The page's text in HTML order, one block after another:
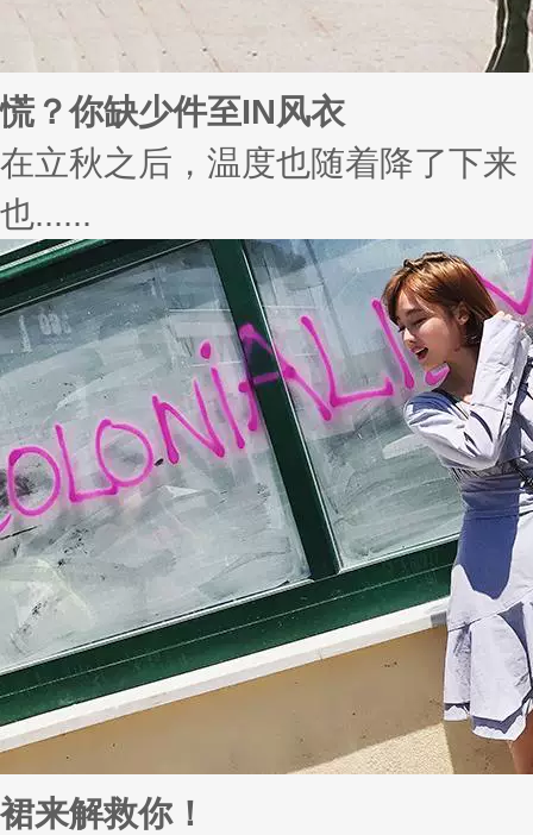
慌？你缺少件至IN风衣
在立秋之后，温度也随着降了下
也......
裙来解救你！